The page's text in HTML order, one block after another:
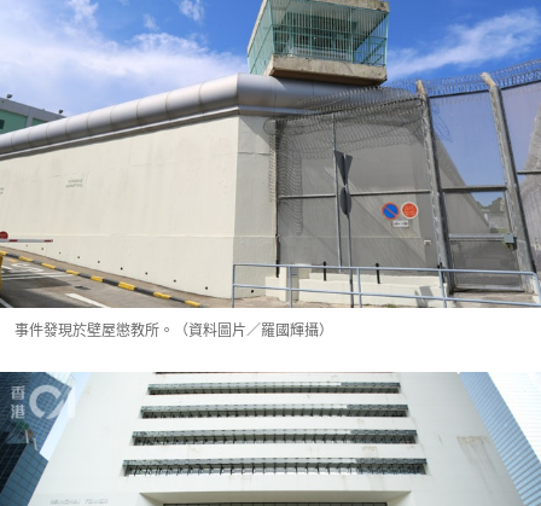
事件發現於壁屋懲教所。（資料圖片／羅國輝攝）